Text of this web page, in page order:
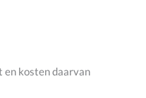
en kosten daarvan